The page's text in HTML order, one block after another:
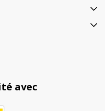
avec